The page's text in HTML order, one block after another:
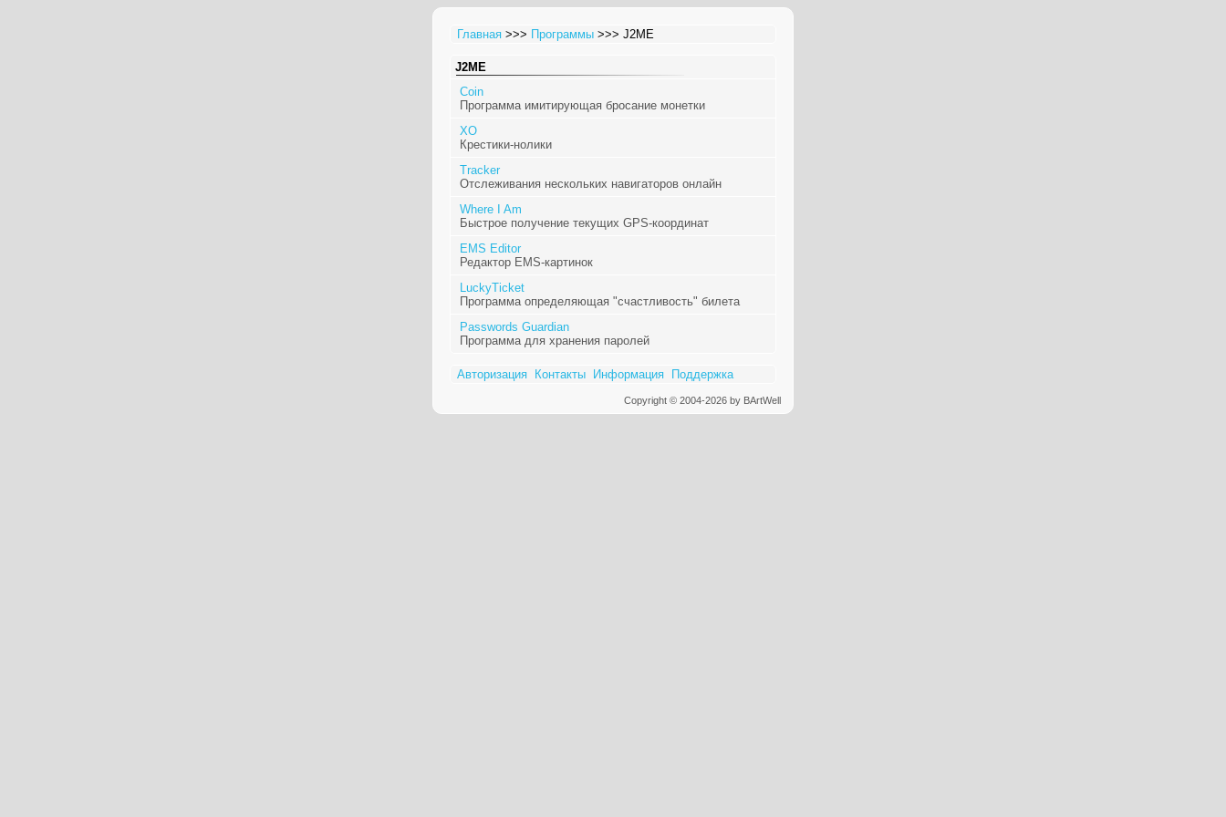
Главная >>> Программы >>> J2ME
J2ME
Coin
Программа имитирующая бросание монетки
XO
Крестики-нолики
Tracker
Отслеживания нескольких навигаторов онлайн
Where I Am
Быстрое получение текущих GPS-координат
EMS Editor
Редактор EMS-картинок
LuckyTicket
Программа определяющая "счастливость" билета
Passwords Guardian
Программа для хранения паролей
Авторизация Контакты Информация Поддержка
Copyright © 2004-2026 by BArtWell